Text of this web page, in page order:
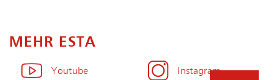
MEHR ESTA
Youtube Instagram